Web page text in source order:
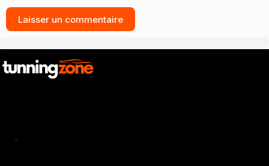
Laisser un commentaire